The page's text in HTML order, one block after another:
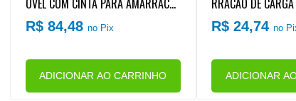
O DE CARGA 5 TONELADAS (50MM
X 9 METROS) (SISTEMA J) (COR LAR
R$ 84,48 no Pix
ADICIONAR AO CARRINHO
50MM X 9
OR LARANJA)
R$ 24,74no
ADICIONAR